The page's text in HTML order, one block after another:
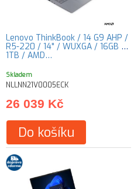
Lenovo ThinkBook / 14 G9 AHP /
R5-220 / 14" / WUXGA / 16GB /
1TB / AMD…
Skladem
NLLNN21V0005ECK
26 039 Kč
Do košíku